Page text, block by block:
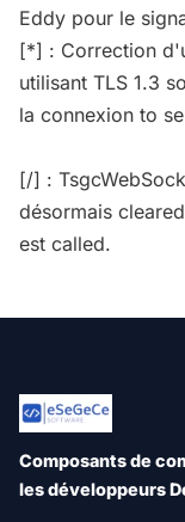
Eddy pour le
[*] : Correction
utilisant TLS 1.3
la connexion to
[/] :
désormais
est called.
Composants de
les développeurs